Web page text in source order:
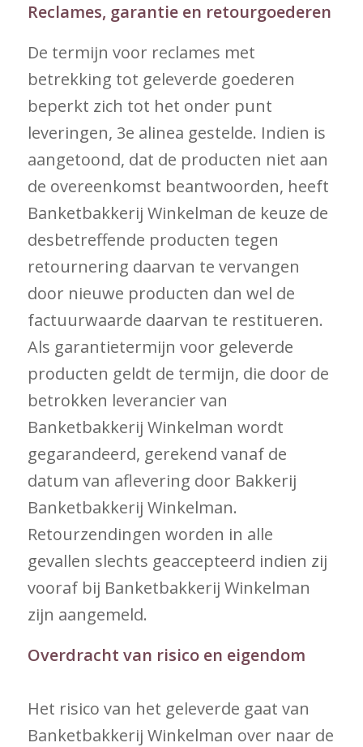
Reclames, garantie en retourgoederen
De termijn voor reclames met
betrekking tot geleverde goederen
beperkt zich tot het onder punt
leveringen, 3e alinea gestelde. Indien is
aangetoond, dat de producten niet aan
de overeenkomst beantwoorden, heeft
Banketbakkerij Winkelman de keuze de
desbetreffende producten tegen
retournering daarvan te vervangen
door nieuwe producten dan wel de
factuurwaarde daarvan te restitueren.
Als garantietermijn voor geleverde
producten geldt de termijn, die door de
betrokken leverancier van
Banketbakkerij Winkelman wordt
gegarandeerd, gerekend vanaf de
datum van aflevering door Bakkerij
Banketbakkerij Winkelman.
Retourzendingen worden in alle
gevallen slechts geaccepteerd indien zij
vooraf bij Banketbakkerij Winkelman
zijn aangemeld.
Overdracht van risico en eigendom
Het risico van het geleverde gaat van
Banketbakkerij Winkelman over naar de